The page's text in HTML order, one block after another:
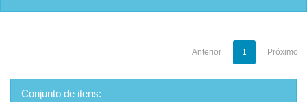
Anterior 1 Próximo
Conjunto de itens: